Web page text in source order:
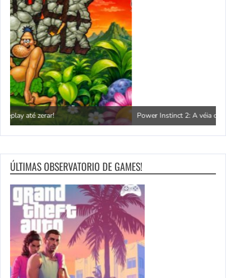
Power Instinct 2: A véia contra-ataca!
ÚLTIMAS OBSERVATORIO DE GAMES!